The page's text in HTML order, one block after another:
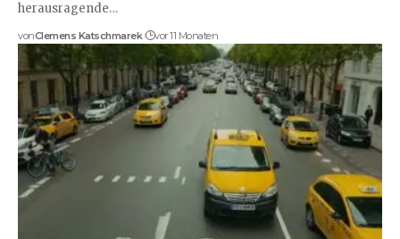
herausragende…
vonClemens Katschmarek vor 11 Monaten